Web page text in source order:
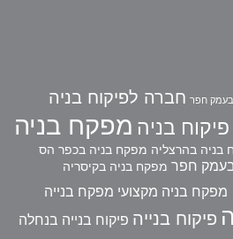
בעמק חפר חברה לפיקוח בניה
בניה מפקח בניה
בניה בהרצליה מפקח בניה בכפר הס
חפר מפקח בניה בקיסריה
מפקח בניה מקצועי מפקח בנייה
פיקוח בנייה פיקוח בנייה בנחלה